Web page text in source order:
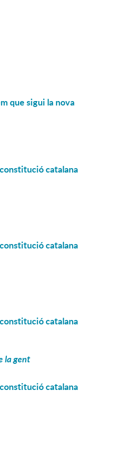
que sigui la nova
catalana
catalana
catalana
la gent
catalana